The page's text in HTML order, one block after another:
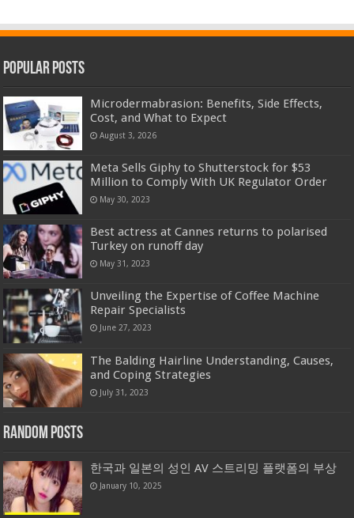
Popular Posts
Microdermabrasion: Benefits, Side Effects,
Cost, and What to Expect
August 3, 2026
Meta Sells Giphy to Shutterstock for $53
Million to Comply With UK Regulator Order
May 30, 2023
Best actress at Cannes returns to polarised
Turkey on runoff day
May 31, 2023
Unveiling the Expertise of Coffee Machine
Repair Specialists
June 27, 2023
The Balding Hairline Understanding, Causes,
and Coping Strategies
July 31, 2023
Random Posts
한국과 일본의 성인 AV 스트리밍 플랫폼의 부상
January 10, 2025